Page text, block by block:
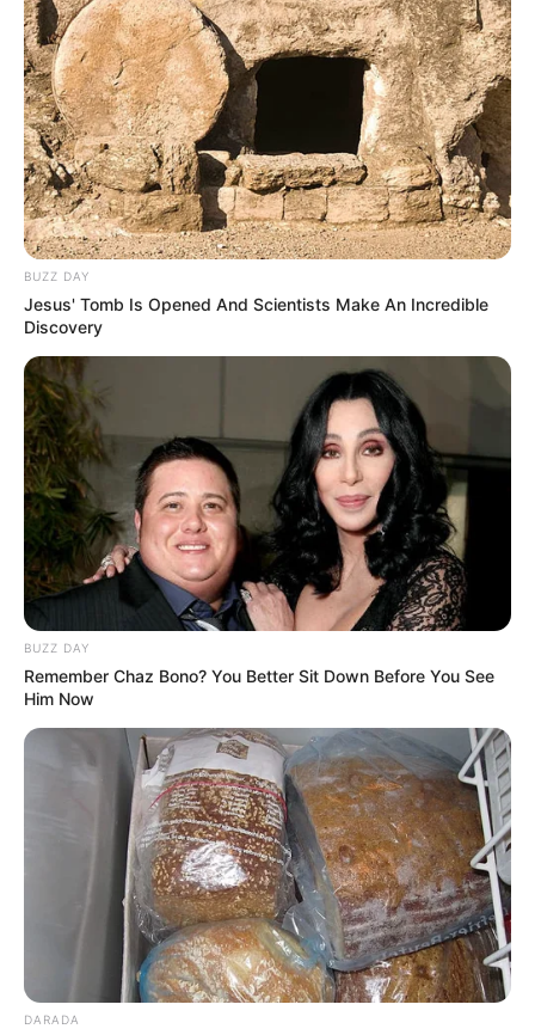
BUZZ DAY
Jesus' Tomb Is Opened And Scientists Make An Incredible
Discovery
BUZZ DAY
Remember Chaz Bono? You Better Sit Down Before You See
Him Now
DARADA